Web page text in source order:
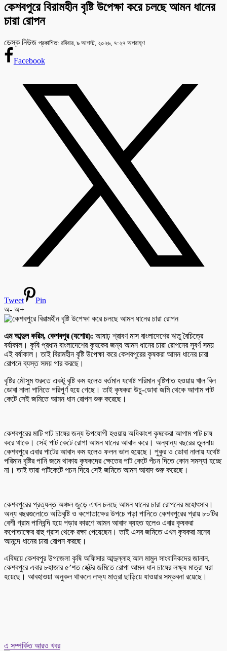
কেশবপুরে বিরামহীন বৃষ্টি উপেক্ষা করে চলছে আমন ধানের
চারা রোপন
ডেস্ক নিউজ প্রকাশিত: রবিবার, ৯ আগস্ট, ২০২৬, ৭:২৭ অপরাহ্ণ
Facebook
Tweet
Pin
অ- অ+
এম আব্দুল করিম, কেশবপুর (যশোর): আষাঢ় শ্রাবণ মাস বাংলাদেশের ঋতু বৈচিত্রে
বর্ষাকাল। কৃষি প্রধান বাংলাদেশের কৃষকের জন্য আমন ধানের চারা রোপনের সুবর্ণ সময়
এই বর্ষাকাল। তাই বিরামহীন বৃষ্টি উপেক্ষা করে কেশবপুরের কৃষকরা আমন ধানের চারা
রোপনে ব্যস্ত সময় পার করছে।
বৃষ্টির মৌসুম শুরুতে একটু বৃষ্টি কম হলেও বর্তমান যথেষ্ট পরিমান বৃষ্টিপাত হওয়ায় খাল বিল
ডোবা নালা পানিতে পরিপুর্ণ হয়ে গেছে। তাই কৃষকরা উচু-ডোবা জমি থেকে আগাম পাট
কেটে সেই জমিতে আমন ধান রোপন শুরু করেছে।
কেশবপুরের মাটি পাট চাষের জন্য উপযোগী হওয়ায় অধিকাংশ কৃষকেরা আগাম পাট চাষ
করে থাকে। সেই পাট কেটে রোপা আমন ধানের আবাদ করে। অন্যান্য বছরের তুলনায়
কেশবপুরে এবার পাটের আবাদ কম হলেও ফলন ভাল হয়েছে। পুকুর ও ডোবা নালায় যথেষ্ট
পরিমান বৃষ্টির পানি জমে থাকায় কৃষকদের ক্ষেতের পাট কেটে পঁচন দিতে কোন সমস্যা হচ্ছে
না। তাই তারা পাটকেটে পচন দিয়ে সেই জমিতে আমন আবাদ শুরু করেছে।
কেশবপুরের প্রত্যন্ত অঞ্চল জুড়ে এখন চলছে আমন ধানের চারা রোপনের মহোৎসাব।
অন্য বছরগুলোতে অতিবৃষ্টি ও কপোতাক্ষের উপচে পড়া পানিতে কেশবপুরের প্রায় ৮০টির
বেশী গ্রাম পানিবন্দি হয়ে পড়ার কারণে আমন আবাদ ব্যহত হলেও এবার কৃষকরা
কপোতাক্ষের রাহু গ্রাস থেকে রক্ষা পেয়েছেন। তাই এসব জমিতে এখন কৃষকরা মনের
আনন্দে ধানের চারা রোপন করছে।
এবিষয়ে কেশবপুর উপজেলা কৃষি অফিসার আব্দুল্লাহ আল মামুন সাংবাদিকদের জানান,
কেশবপুরে এবার ৮হাজার ৫’শত হেক্টর জমিতে রোপা আমন ধান চাষের লক্ষ্য মাত্রা ধরা
হয়েছে। আবহাওয়া অনুকল থাকলে লক্ষ্য মাত্রা ছাড়িয়ে যাওয়ার সম্ভবনা রয়েছে।
এ সম্পর্কিত আরও খবর